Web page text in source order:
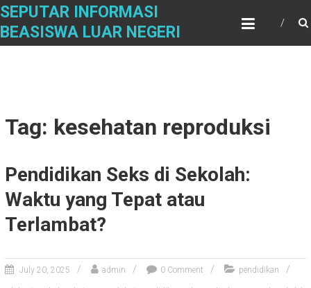
Skip
content
SEPUTAR INFORMASI
BEASISWA LUAR NEGERI
Tag: kesehatan reproduksi
Pendidikan Seks di Sekolah:
Waktu yang Tepat atau
Terlambat?
July 20, 2025 admin 0 Comment pendidikan